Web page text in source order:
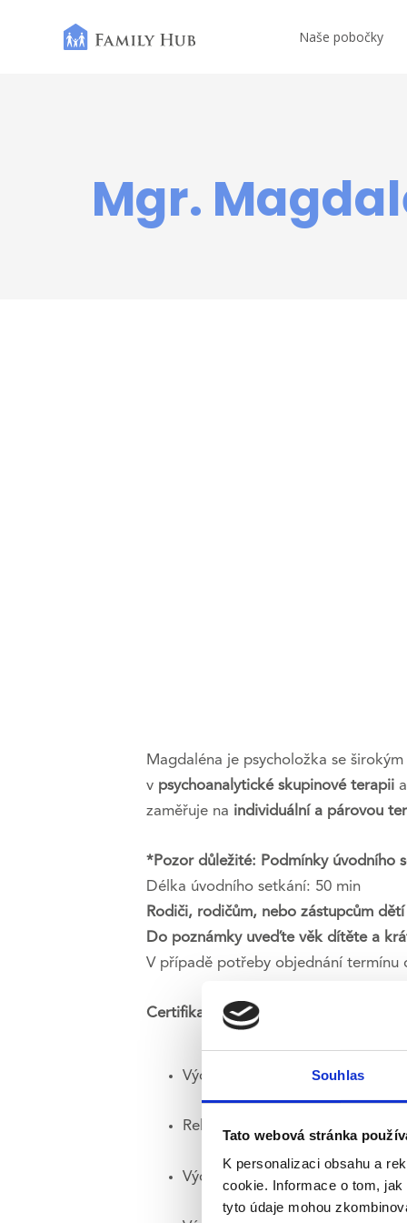
Souhlas
Tato webová stránka
K personalizaci obsahu a
cookie. Informace o tom,
tyto údaje mohou
Naše pobočky
Mgr.
Magdaléna je psycholožka se
v psychoanalytické skupinové terapiia
zaměřuje na individuální a párovou
*Pozor důležité: Podmínky úvodního
Délka úvodního setkání: 50 min
Rodiči, rodičům, nebo zástupcům
Do poznámky uveďte věk dítěte a
V případě potřeby objednání termínu
Certifikace a kurzy:
Výcvik v psychoanalytické
Relaxační techniky | Pražská
Výcvik v rodičovské terapii